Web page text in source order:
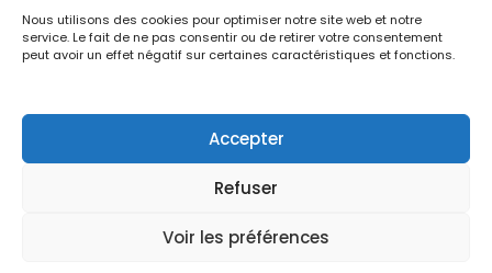
Nous utilisons des cookies pour optimiser notre site web et notre
service. Le fait de ne pas consentir ou de retirer votre consentement
peut avoir un effet négatif sur certaines caractéristiques et fonctions.
Accepter
Refuser
Voir les préférences
Actualités de la CGT Métallurgie
CGT Schneider Electric France - Tous droits réservés 2005 -
Mentions légales |Politique de confidentialité